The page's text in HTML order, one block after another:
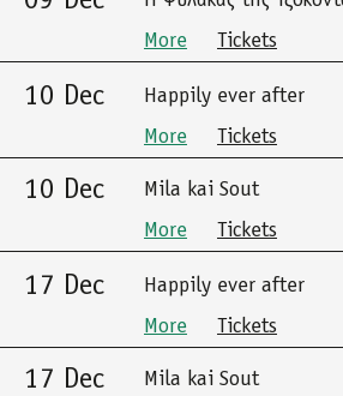
More
Tickets
10 Dec
Happily ever after
More
Tickets
10 Dec
Mila kai Sout
More
Tickets
17 Dec
Happily ever after
More
Tickets
17 Dec
Mila kai Sout